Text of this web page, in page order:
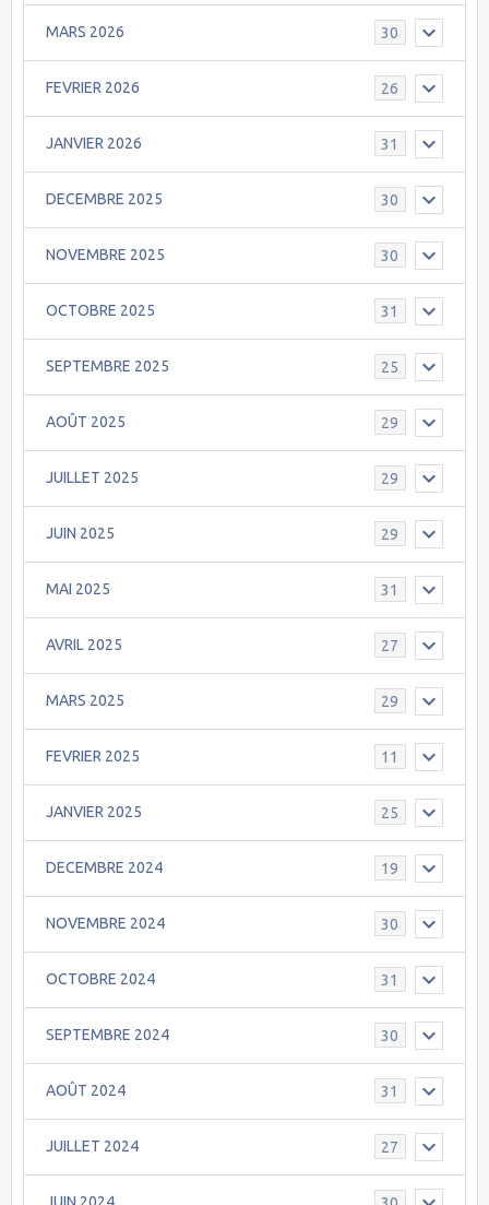
MARS 2026 30
FEVRIER 2026 26
JANVIER 2026 31
DECEMBRE 2025 30
NOVEMBRE 2025 30
OCTOBRE 2025 31
SEPTEMBRE 2025 25
AOÛT 2025 29
JUILLET 2025 29
JUIN 2025 29
MAI 2025 31
AVRIL 2025 27
MARS 2025 29
FEVRIER 2025 11
JANVIER 2025 25
DECEMBRE 2024 19
NOVEMBRE 2024 30
OCTOBRE 2024 31
SEPTEMBRE 2024 30
AOÛT 2024 31
JUILLET 2024 27